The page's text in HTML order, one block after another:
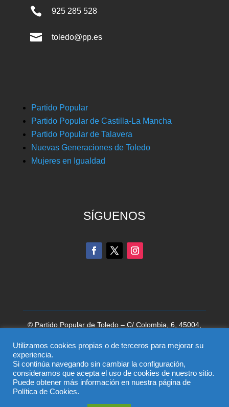
 925 285 528
 toledo@pp.es
Partido Popular
Partido Popular de Castilla-La Mancha
Partido Popular de Talavera
Nuevas Generaciones de Toledo
Mujeres en Igualdad
SÍGUENOS
© Partido Popular de Toledo – C/ Colombia, 6, 45004,
El uso de este sitio implica la aceptación del
aviso legal
lapolítica de privacidady lapolítica de cookiesdel
Partido Popular
Utilizamos cookies propias o de terceros para mejorar su
experiencia.
Si continúa navegando sin cambiar la configuración,
consideramos que acepta el uso de cookies de nuestro sitio.
Puede obtener más información en nuestra página de
Política de Cookies.